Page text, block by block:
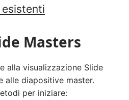
Masters
alla visualizzazione Slide
alle diapositive master.
per iniziare: